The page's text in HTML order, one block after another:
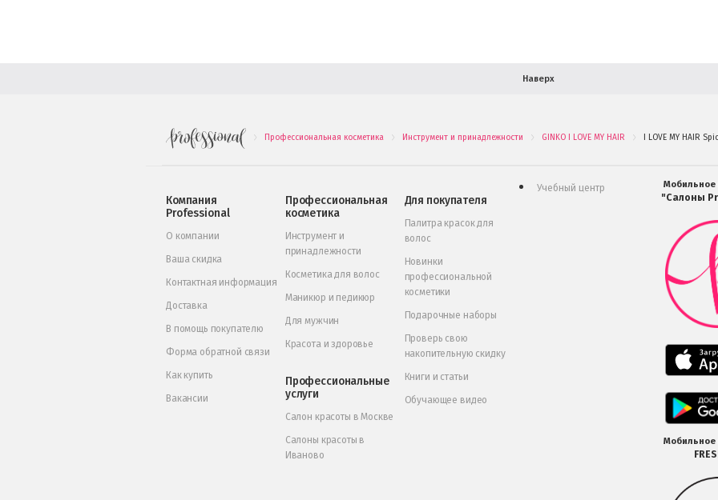
Наверх
Профессиональная косметика Инструмент и принадлежности GINKO I LOVE MY HAIR I LOVE MY HAIR
Компания
Professional
О компании
Ваша скидка
Контактная информация
Доставка
В помощь покупателю
Форма обратной связи
Как купить
Вакансии
Профессиональная
косметика
Инструмент и
принадлежности
Косметика для волос
Маникюр и педикюр
Для мужчин
Красота и здоровье
Профессиональные
услуги
Салон красоты в Москве
Салоны красоты в
Иваново
Для покупателя
Палитра красок для
волос
Новинки
профессиональной
косметики
Подарочные наборы
Проверь свою
накопительную скидку
Книги и статьи
Обучающее видео
Учебный центр Мобильное
"Салоны
Мобильное